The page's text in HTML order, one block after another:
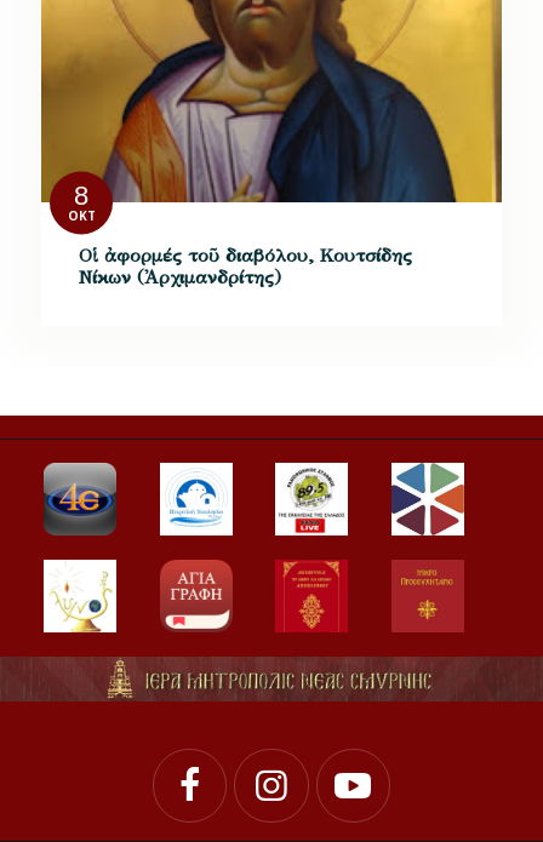
8
ΟΚΤ
Οἱ ἀφορμές τοῦ διαβόλου, Κουτσίδης
Νίκων (Ἀρχιμανδρίτης)